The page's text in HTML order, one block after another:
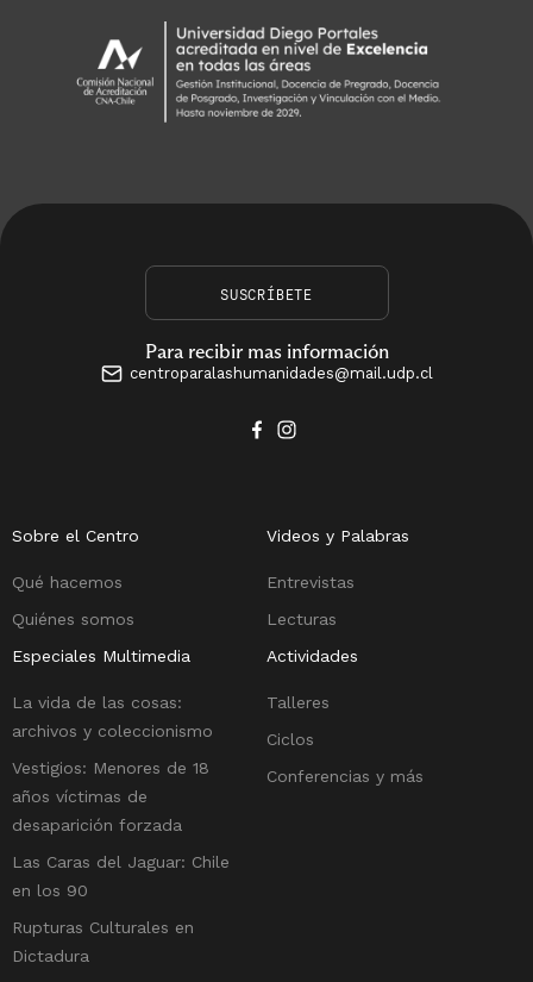
SUSCRÍBETE
Para recibir mas información
centroparalashumanidades@mail.udp.cl
Sobre el Centro
Qué hacemos
Quiénes somos
Videos y Palabras
Entrevistas
Lecturas
Especiales Multimedia
La vida de las cosas:
archivos y coleccionismo
Vestigios: Menores de 18
años víctimas de
desaparición forzada
Las Caras del Jaguar: Chile
en los 90
Rupturas Culturales en
Dictadura
Actividades
Talleres
Ciclos
Conferencias y más